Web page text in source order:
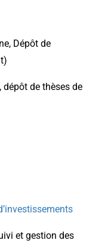
Dépôt de
dépôt de thèses de
et gestion des